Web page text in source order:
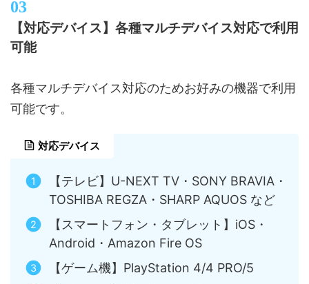
【対応デバイス】各種マルチデバイス対応で利用
可能
各種マルチデバイス対応のためお好みの機器で利用
可能です。
対応デバイス
【テレビ】U-NEXT TV・SONY BRAVIA・
TOSHIBA REGZA・SHARP AQUOS など
【スマートフォン・タブレット】iOS・
Android・Amazon Fire OS
【ゲーム機】PlayStation 4/4 PRO/5